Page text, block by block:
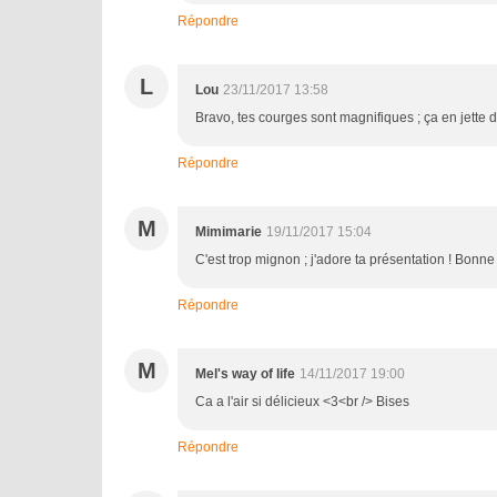
Répondre
L Lou 23/11/2017 13:58
Bravo, tes courges sont magnifiques ; ça en jette
Répondre
M Mimimarie 19/11/2017 15:04
C'est trop mignon ; j'adore ta présentation !
Répondre
M Mel's way of life 14/11/2017 19:00
Ca a l'air si délicieux <3<br /> Bises
Répondre